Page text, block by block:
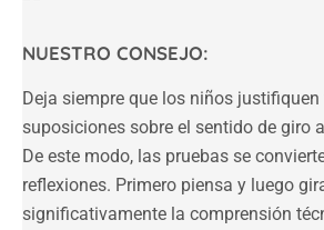
NUESTRO CONSEJO:
Deja siempre que los niños
suposiciones sobre el sentido de giro
De este modo, las pruebas se
reflexiones. Primero piensa y luego
significativamente la comprensión